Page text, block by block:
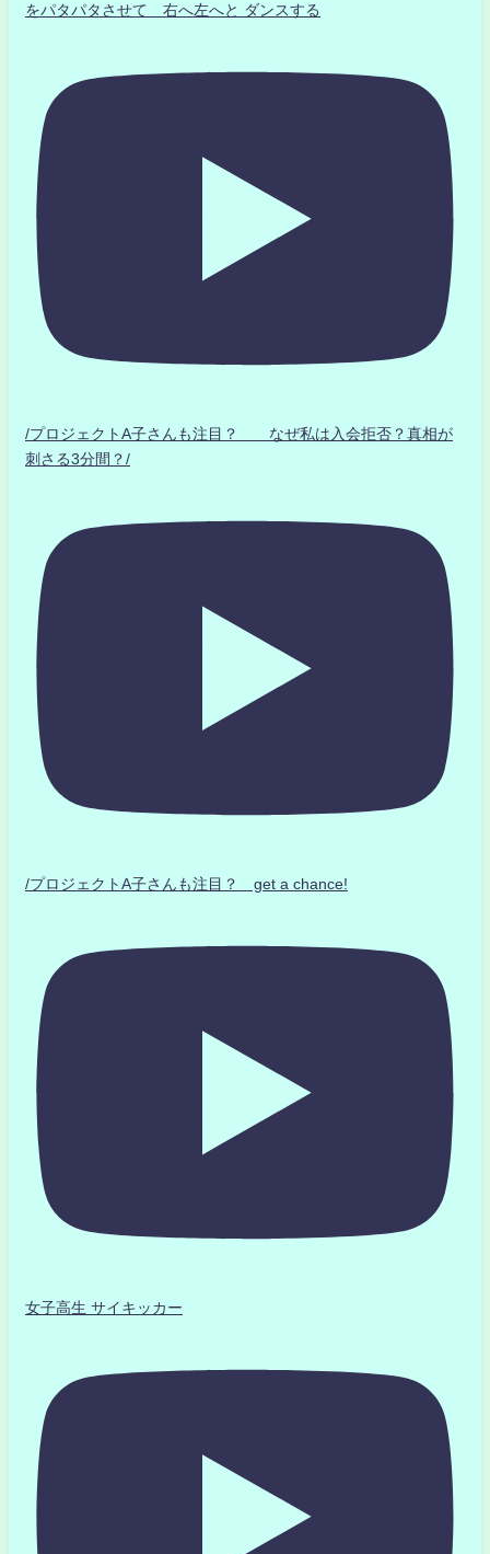
をパタパタさせて 右へ左へと ダンスする
/プロジェクトA子さんも注目？ なぜ私は入会拒否？真相が
刺さる3分間？/
/プロジェクトA子さんも注目？ get a chance!
女子高生 サイキッカー